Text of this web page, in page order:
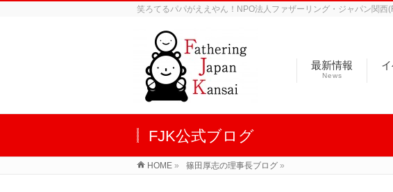
笑ろてるパパがええやん！NPO法人ファザーリング・ジャパン関西
最新情報
News
FJK公式ブログ
HOME » 篠田厚志の理事長ブログ »